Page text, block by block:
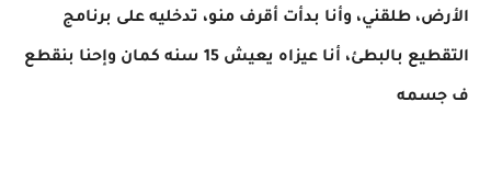
الأرض، طلقني، وأنا بدأت أقرف منو، تدخليه على برنامج
التقطيع بالبطئ، أنا عيزاه يعيش 15 سنه كمان وإحنا بنقطع
ف جسمه